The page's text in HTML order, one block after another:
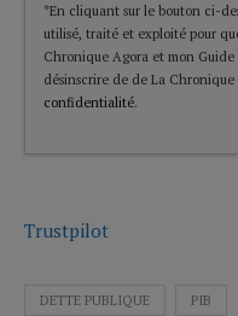
*En cliquant sur le bouton ci-
utilisé, traité et exploité pour
Chronique Agora et mon
désinscrire de de La
confidentialité.
Trustpilot
DETTE PUBLIQUE PIB